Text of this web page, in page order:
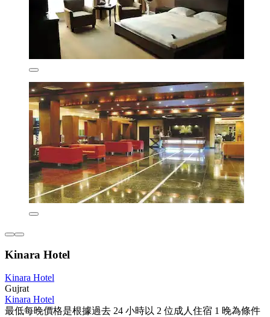
Kinara Hotel
Kinara Hotel
Gujrat
Kinara Hotel
最低每晚價格是根據過去 24 小時以 2 位成人住宿 1 晚為條件